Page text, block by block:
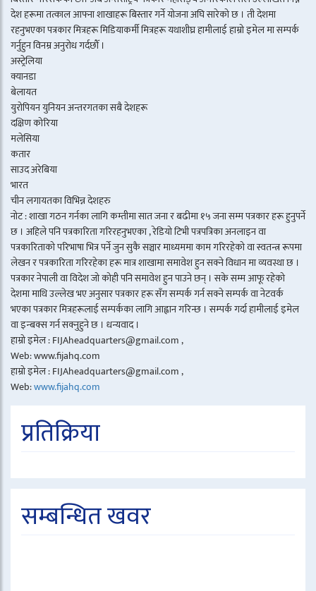
देश हरूमा तत्काल आफ्ना शाखाहरू बिस्तार गर्ने योजना अघि सारेको छ । ती देशमा
रहनुभएका पत्रकार मित्रहरू मिडियाकर्मी मित्रहरू यथाशीघ्र हामीलाई हाम्रो इमेल मा सम्पर्क
गर्नुहुन विनम्र अनुरोध गर्दछौँ ।
अस्ट्रेलिया
क्यानडा
बेलायत
युरोपियन युनियन अन्तरगतका सबै देशहरू
दक्षिण कोरिया
मलेसिया
कतार
साउद अरेबिया
भारत
चीन लगायतका विभिन्न देशहरु
नोट : शाखा गठन गर्नका लागि कम्तीमा सात जना र बढीमा १५ जना सम्म पत्रकार हरू हुनुपर्ने
छ । अहिले पनि पत्रकारिता गरिरहनुभएका , रेडियो टिभी पत्रपत्रिका अनलाइन वा
पत्रकारिताको परिभाषा भित्र पर्ने जुन सुकै सञ्चार माध्यममा काम गरिरहेको वा स्वतन्त्र रूपमा
लेखन र पत्रकारिता गरिरहेका हरू मात्र शाखामा समावेश हुन सक्ने विधान मा व्यवस्था छ ।
पत्रकार नेपाली वा विदेश जो कोही पनि समावेश हुन पाउने छन् । सके सम्म आफू रहेको
देशमा माथि उल्लेख भए अनुसार पत्रकार हरू सँग सम्पर्क गर्न सक्ने सम्पर्क वा नेटवर्क
भएका पत्रकार मित्रहरूलाई सम्पर्कका लागि आह्वान गरिन्छ । सम्पर्क गर्दा हामीलाई इमेल
वा इन्बक्स गर्न सक्नुहुने छ । धन्यवाद ।
हाम्रो इमेल : FIJAheadquarters@gmail.com ,
Web: www.fijahq.com
हाम्रो इमेल : FIJAheadquarters@gmail.com ,
Web:www.fijahq.com
प्रतिक्रिया
सम्बन्धित खवर